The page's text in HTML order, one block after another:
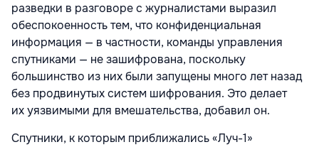
разведки в разговоре с журналистами выразил
обеспокоенность тем, что конфиденциальная
информация — в частности, команды управления
спутниками — не зашифрована, поскольку
большинство из них были запущены много лет назад
без продвинутых систем шифрования. Это делает
их уязвимыми для вмешательства, добавил он.
Спутники, к которым приближались «Луч-1»